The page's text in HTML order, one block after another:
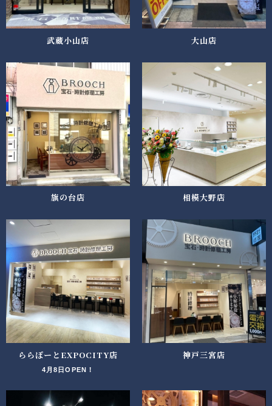
武蔵小山店 大山店
旗の台店 相模大野店
ららぽーとEXPOCITY店
4月8日OPEN！
神戸三宮店